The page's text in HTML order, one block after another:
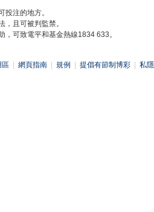
投注的地方。
，且可被判監禁。
，可致電平和基金熱線1834 633。
區 網頁指南 規例 提倡有節制博彩 私